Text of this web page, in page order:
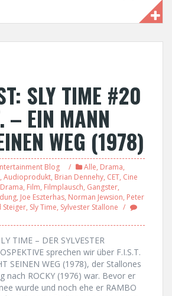
SLY TIME #20
– EIN MANN
WEG (1978)
Blog Alle, Drama,
, Audioprodukt, Brian Dennehy, CET, Cine
Drama, Film, Filmplausch, Gangster,
, Joe Eszterhas, Norman Jewsion, Peter
Steiger, Sly Time, Sylvester Stallone
TIME – DER SYLVESTER
sprechen wir über F.I.S.T.
SEINEN WEG (1978), der Stallones
nach ROCKY (1976) war. Bevor er
wurde und noch ehe er RAMBO